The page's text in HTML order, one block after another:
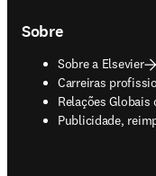
Sobre
Sobre a Elsevier
Carreiras
Relações Globais
Publicidade,
opens in new